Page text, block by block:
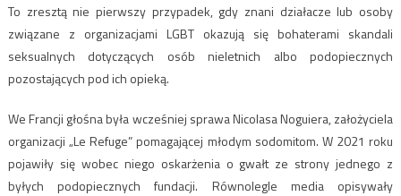
To zresztą nie pierwszy przypadek, gdy znani działacze lub osoby
związane z organizacjami LGBT okazują się bohaterami skandali
seksualnych dotyczących osób nieletnich albo podopiecznych
pozostających pod ich opieką.
We Francji głośna była wcześniej sprawa Nicolasa Noguiera, założyciela
organizacji „Le Refuge” pomagającej młodym sodomitom. W 2021 roku
pojawiły się wobec niego oskarżenia o gwałt ze strony jednego z
byłych podopiecznych fundacji. Równolegle media opisywały